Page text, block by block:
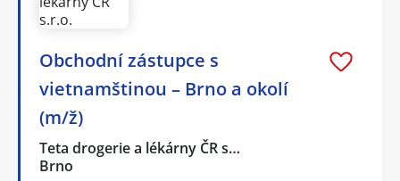
Obchodní zástupce s
vietnamštinou – Brno a okolí
(m/ž)
Teta drogerie a lékárny ČR s…
Brno